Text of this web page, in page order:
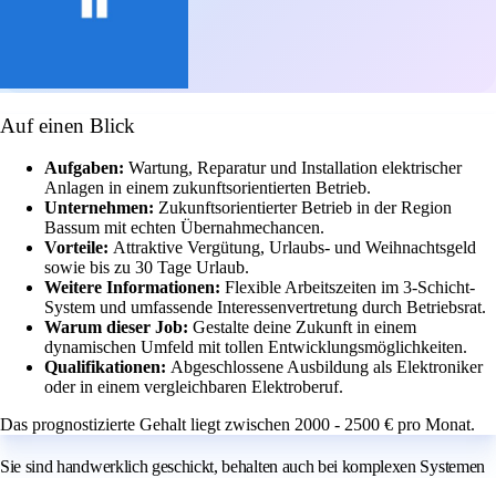
Auf einen Blick
Aufgaben: Wartung, Reparatur und Installation elektrischer
Anlagen in einem zukunftsorientierten Betrieb.
Unternehmen: Zukunftsorientierter Betrieb in der Region
Bassum mit echten Übernahmechancen.
Vorteile: Attraktive Vergütung, Urlaubs- und Weihnachtsgeld
sowie bis zu 30 Tage Urlaub.
Weitere Informationen: Flexible Arbeitszeiten im 3-Schicht-
System und umfassende Interessenvertretung durch Betriebsrat.
Warum dieser Job: Gestalte deine Zukunft in einem
dynamischen Umfeld mit tollen Entwicklungsmöglichkeiten.
Qualifikationen: Abgeschlossene Ausbildung als Elektroniker
oder in einem vergleichbaren Elektroberuf.
Das prognostizierte Gehalt liegt zwischen 2000 - 2500 € pro Monat.
Sie sind handwerklich geschickt, behalten auch bei komplexen Systemen